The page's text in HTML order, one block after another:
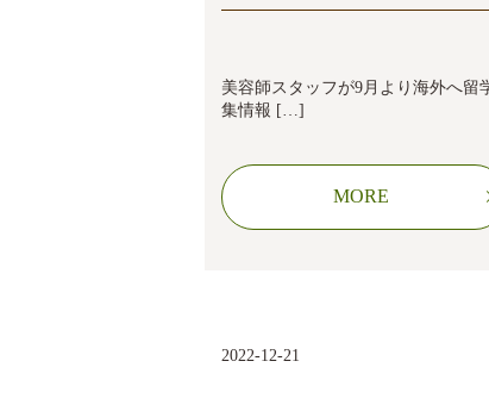
美容師スタッフが9月より海外へ
集情報 […]
MORE
2022-12-21